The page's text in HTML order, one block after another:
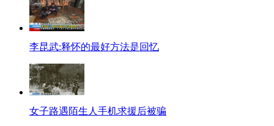
李昆武:释怀的最好方法是回忆
女子路遇陌生人手机求援后被骗